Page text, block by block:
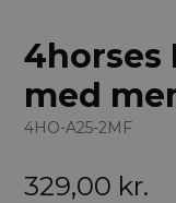
4horses
med
4HO-A25-2MF
329,00 kr.